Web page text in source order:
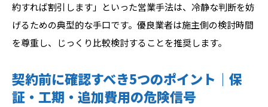
約すれば割引します」といった営業手法は、冷静な判断を妨
げるための典型的な手口です。優良業者は施主側の検討時間
を尊重し、じっくり比較検討することを推奨します。
契約前に確認すべき5つのポイント｜保
証・工期・追加費用の危険信号